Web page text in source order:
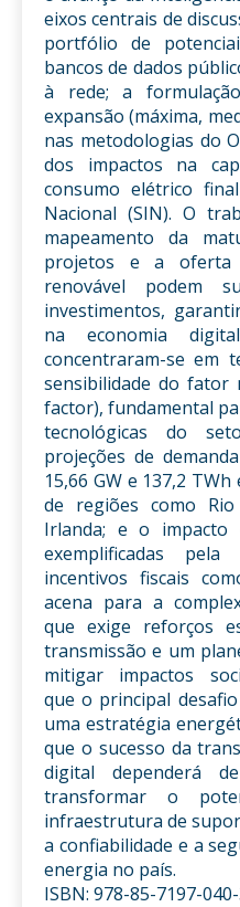
eixos centrais de
portfólio de
bancos de dados
à rede; a
expansão (máxima,
nas metodologias do
dos impactos na
consumo elétrico
Nacional (SIN). O
mapeamento da
projetos e a oferta
renovável podem
investimentos,
na economia
concentraram-se em
sensibilidade do fator
factor), fundamental
tecnológicas do
projeções de
15,66 GW e 137,2
de regiões como
Irlanda; e o impacto
exemplificadas
incentivos fiscais
acena para a
que exige reforços
transmissão e um
mitigar impactos
que o principal
uma estratégia
que o sucesso da
digital dependerá
transformar o
infraestrutura de
a confiabilidade e a
energia no país.
ISBN: 978-85-7197-